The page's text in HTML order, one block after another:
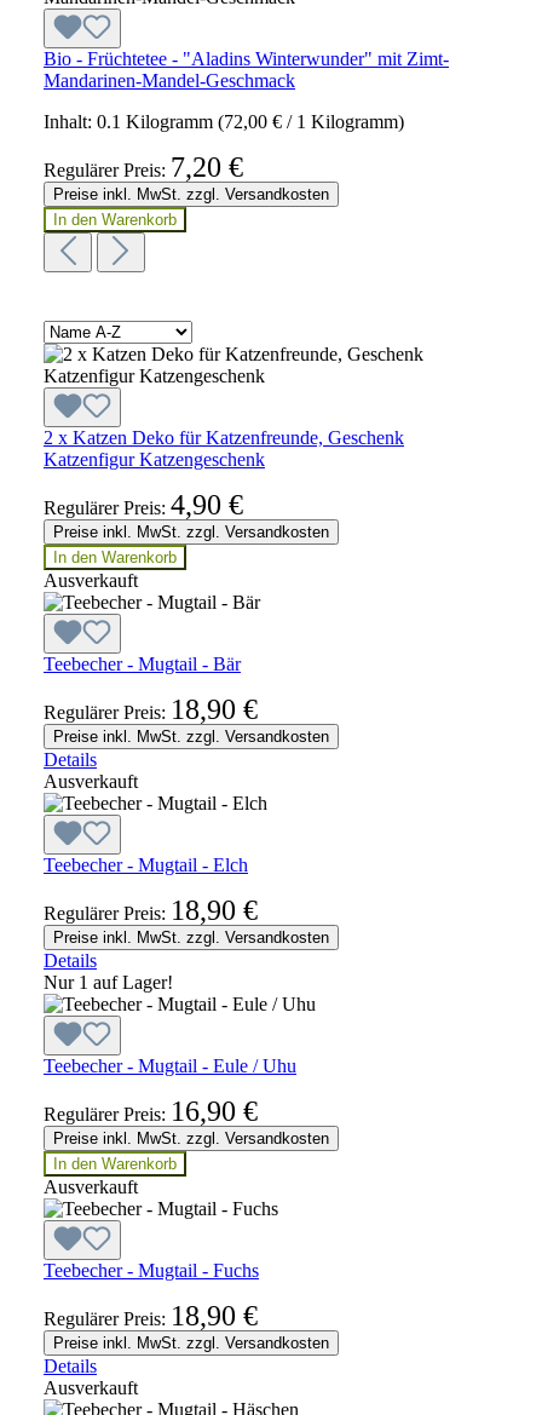
Bio - Früchtetee - "Aladins Winterwunder" mit Zimt-
Mandarinen-Mandel-Geschmack
Inhalt: 0.1 Kilogramm (72,00 € / 1 Kilogramm)
Regulärer Preis: 7,20 €
Preise inkl. MwSt. zzgl. Versandkosten
In den Warenkorb
2 x Katzen Deko für Katzenfreunde, Geschenk
Katzenfigur Katzengeschenk
Regulärer Preis: 4,90 €
Preise inkl. MwSt. zzgl. Versandkosten
In den Warenkorb
Ausverkauft
Teebecher - Mugtail - Bär
Regulärer Preis: 18,90 €
Preise inkl. MwSt. zzgl. Versandkosten
Details
Ausverkauft
Teebecher - Mugtail - Elch
Regulärer Preis: 18,90 €
Preise inkl. MwSt. zzgl. Versandkosten
Details
Nur 1 auf Lager!
Teebecher - Mugtail - Eule / Uhu
Regulärer Preis: 16,90 €
Preise inkl. MwSt. zzgl. Versandkosten
In den Warenkorb
Ausverkauft
Teebecher - Mugtail - Fuchs
Regulärer Preis: 18,90 €
Preise inkl. MwSt. zzgl. Versandkosten
Details
Ausverkauft